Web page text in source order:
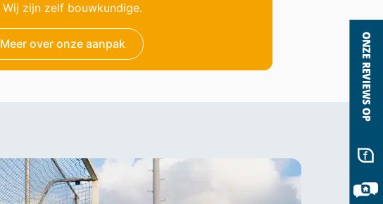
Wij zijn zelf bouwkundige.
Meer over onze aanpak